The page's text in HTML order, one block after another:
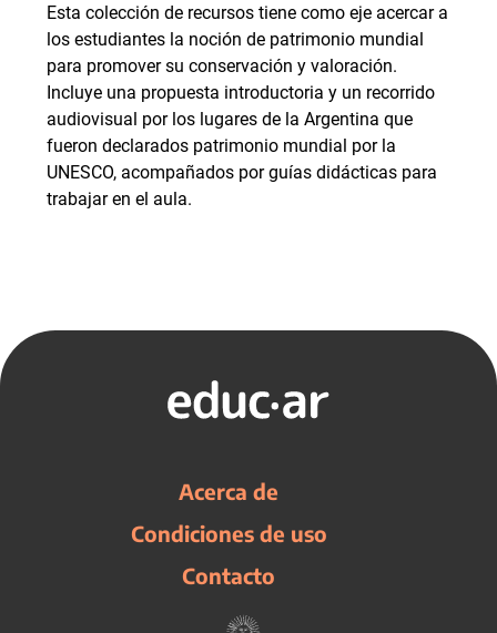
Esta colección de recursos tiene como eje acercar a
los estudiantes la noción de patrimonio mundial
para promover su conservación y valoración.
Incluye una propuesta introductoria y un recorrido
audiovisual por los lugares de la Argentina que
fueron declarados patrimonio mundial por la
UNESCO, acompañados por guías didácticas para
trabajar en el aula.
Acerca de
Condiciones de uso
Contacto